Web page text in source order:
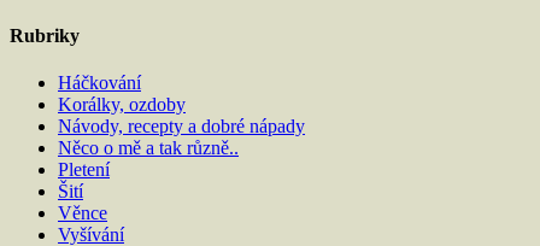
Rubriky
Háčkování
Korálky, ozdoby
Návody, recepty a dobré nápady
Něco o mě a tak různě..
Pletení
Šití
Věnce
Vyšívání